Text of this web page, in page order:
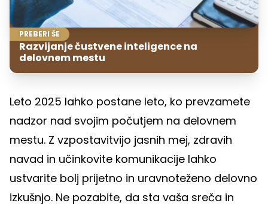
PREBERI ŠE
Razvijanje čustvene inteligence na
delovnem mestu
Leto 2025 lahko postane leto, ko prevzamete
nadzor nad svojim počutjem na delovnem
mestu. Z vzpostavitvijo jasnih mej, zdravih
navad in učinkovite komunikacije lahko
ustvarite bolj prijetno in uravnoteženo delovno
izkušnjo. Ne pozabite, da sta vaša sreča in